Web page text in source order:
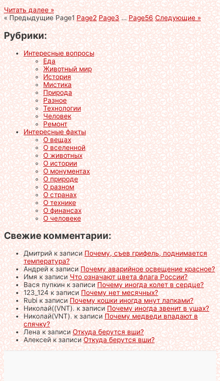
Читать далее »
« Предыдущие Page1 Page2 Page3 … Page56 Следующие »
Рубрики:
Интересные вопросы
Еда
Животный мир
История
Мистика
Природа
Разное
Технологии
Человек
Ремонт
Интересные факты
О вещах
О вселенной
О животных
О истории
О монументах
О природе
О разном
О странах
О технике
О финансах
О человеке
Свежие комментарии:
Дмитрийк записиПочему, съев грифель, поднимается
температура?
Андрейк записиПочему аварийное освещение красное?
Имяк записиЧто означают цвета флага России?
Вася пупкинк записиПочему иногда колет в сердце?
123_124к записиПочему нет месячных?
Rubiк записиПочему кошки иногда мнут лапками?
Николай((VNT).к записиПочему иногда звенит в ушах?
Николай(VNT).к записиПочему медведи впадают в
спячку?
Ленак записиОткуда берутся вши?
Алексейк записиОткуда берутся вши?